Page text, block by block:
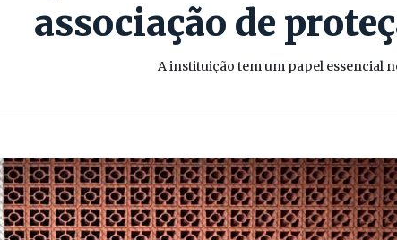
associação de
A instituição tem um papel essencial